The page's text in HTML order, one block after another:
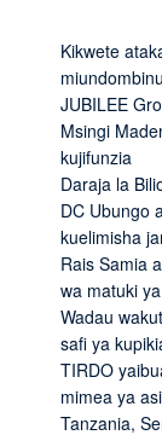
Kikwete
JUBILEE
Msingi
kujifunzia
Daraja la
DC Ubungo
kuelimisha
Rais Samia
wa matuki
Wadau
safi ya
TIRDO
mimea ya
Tanzania,